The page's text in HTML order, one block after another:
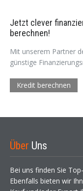
Jetzt clever
berechnen!
Mit unserem Partner
günstige
Kredit berechnen
Über Uns
Bei uns finden Sie
Ebenfalls bieten wir